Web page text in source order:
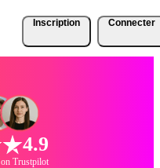
Inscription Connecter
4.9
Trustpilot